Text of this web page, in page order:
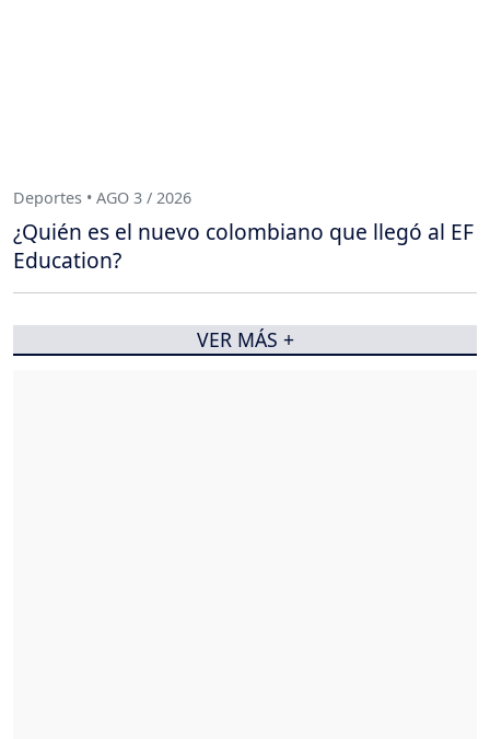
Deportes • AGO 3 / 2026
¿Quién es el nuevo colombiano que llegó al EF
Education?
VER MÁS +